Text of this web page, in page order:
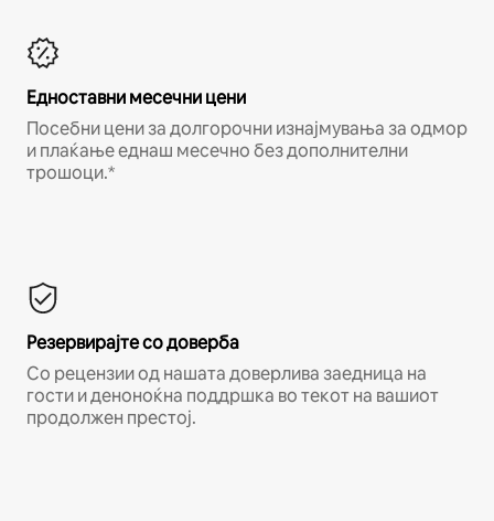
Едноставни месечни цени
Посебни цени за долгорочни изнајмувања за одмор
и плаќање еднаш месечно без дополнителни
трошоци.*
Резервирајте со доверба
Со рецензии од нашата доверлива заедница на
гости и деноноќна поддршка во текот на вашиот
продолжен престој.